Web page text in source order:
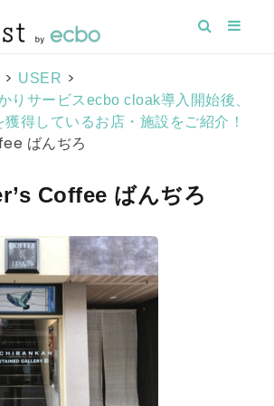
> USER >
りサービスecbo cloak導入開始後、
得しているお店・施設をご紹介！
ばんぢろ
Coffee ばんぢろ